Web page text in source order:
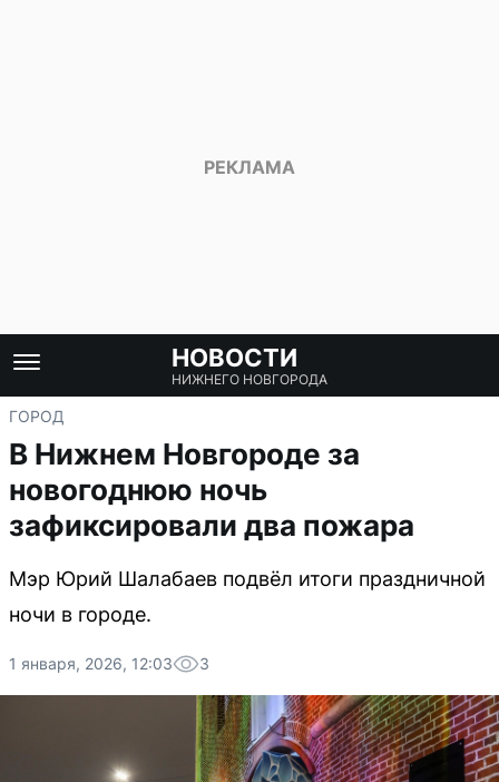
НОВОСТИ
НИЖНЕГО НОВГОРОДА
ГОРОД
В Нижнем Новгороде за
новогоднюю ночь
зафиксировали два пожара
Мэр Юрий Шалабаев подвёл итоги праздничной
ночи в городе.
1 января, 2026, 12:03 3